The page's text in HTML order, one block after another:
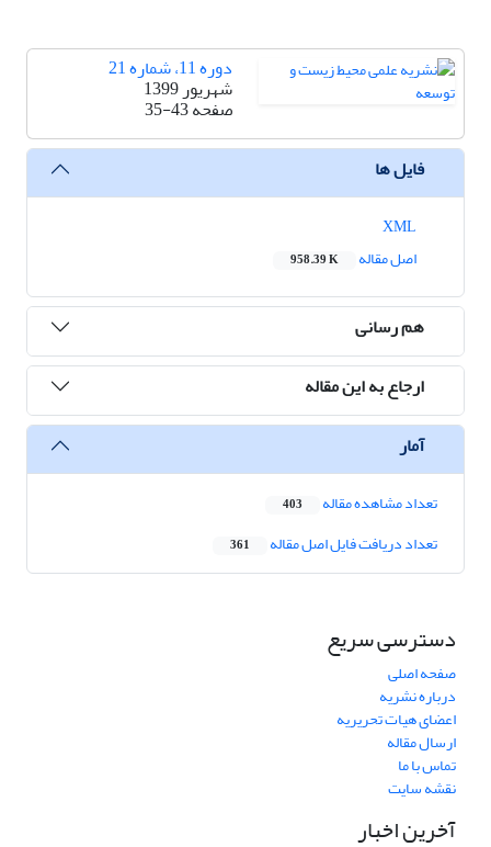
دوره 11، شماره 21
شهریور 1399
صفحه35-43
فایل ها
اصل مقاله
958.39 K
هم رسانی
ارجاع به این مقاله
آمار
تعداد مشاهده مقاله 403
تعداد دریافت فایل اصل مقاله 361
دسترسی سریع
صفحه اصلی
درباره نشریه
اعضای هیات تحریریه
ارسال مقاله
تماس با ما
نقشه سایت
آخرین اخبار